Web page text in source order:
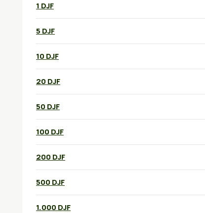
1 DJF
5 DJF
10 DJF
20 DJF
50 DJF
100 DJF
200 DJF
500 DJF
1.000 DJF